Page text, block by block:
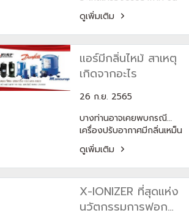
นำ ตัวแทนจัดจำหน่าย - ติด
ตั้ง - เครื่องปรับอากาศ
Trane Carrier เทรน แคเรียร์
daikin ไดกิ้น mitsubishi มิต
ซู - แอร์บ้าน - แอร์โรงงาน -
ชิลเลอร์ - ระบบท่อลม ดำเนิน
ดูเพิ่มเติม
แอร์มีกลิ่นไหม้ สาเหตุ
เกิดจากอะไร
26 ก.ย. 2565
บางท่านอาจเคยพบกรณี…
เครื่องปรับอากาศมีกลิ่นเหม็น
ไหม้! แม้จะไม่ใช่เหตุการณ์ที่พบ
เจอกันบ่อยๆ สาเหตุ : สายไฟ
เมนเข้าเครื่องหลวม หรือมี
อุปกรณ์ภายในเสียหาย
ดูเพิ่มเติม
X-IONIZER ที่สุดแห่ง
นวัตกรรมการฟอก